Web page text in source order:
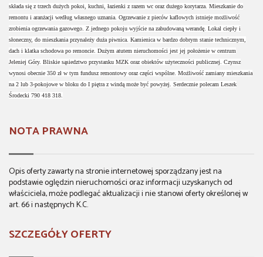
składa się z trzech dużych pokoi, kuchni, łazienki z razem wc oraz dużego korytarza. Mieszkanie do
remontu i aranżacji według własnego uznania. Ogrzewanie z pieców kaflowych istnieje możliwość
zrobienia ogrzewania gazowego. Z jednego pokoju wyjście na zabudowaną werandę. Lokal ciepły i
słoneczny, do mieszkania przynależy duża piwnica. Kamienica w bardzo dobrym stanie technicznym,
dach i klatka schodowa po remoncie. Dużym atutem nieruchomości jest jej położenie w centrum
Jeleniej Góry. Bliskie sąsiedztwo przystanku MZK oraz obiektów użyteczności publicznej. Czynsz
wynosi obecnie 350 zł w tym fundusz remontowy oraz części wspólne. Możliwość zamiany mieszkania
na 2 lub 3-pokojowe w bloku do I piętra z windą może być powyżej. Serdecznie polecam Leszek
Środecki 790 418 318.
NOTA PRAWNA
Opis oferty zawarty na stronie internetowej sporządzany jest na
podstawie oględzin nieruchomości oraz informacji uzyskanych od
właściciela, może podlegać aktualizacji i nie stanowi oferty określonej w
art. 66 i następnych K.C.
SZCZEGÓŁY OFERTY